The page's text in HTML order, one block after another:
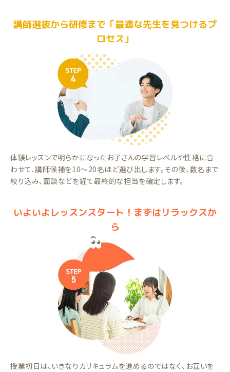
講師選抜から研修まで「最適な先生を見つけるプ
ロセス」
体験レッスンで明らかになったお子さんの学習レベルや性格に合
わせて、講師候補を10～20名ほど選び出します。その後、数名まで
絞り込み、面談などを経て最終的な担当を確定します。
いよいよレッスンスタート！まずはリラックスか
ら
授業初日は、いきなりカリキュラムを進めるのではなく、お互いを